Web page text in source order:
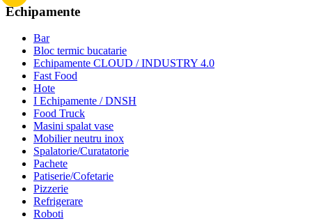
Echipamente
Bar
Bloc termic bucatarie
Echipamente CLOUD / INDUSTRY 4.0
Fast Food
Hote
I Echipamente / DNSH
Food Truck
Masini spalat vase
Mobilier neutru inox
Spalatorie/Curatatorie
Pachete
Patiserie/Cofetarie
Pizzerie
Refrigerare
Roboti